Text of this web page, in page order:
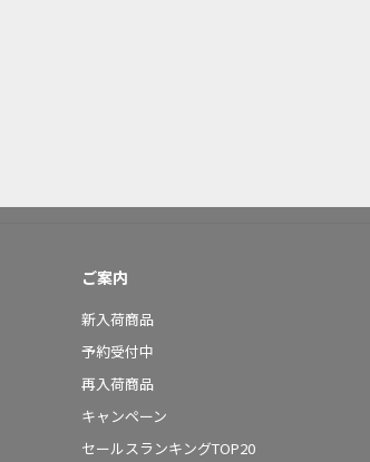
ご案内
新入荷商品
予約受付中
再入荷商品
キャンペーン
セールスランキングTOP20